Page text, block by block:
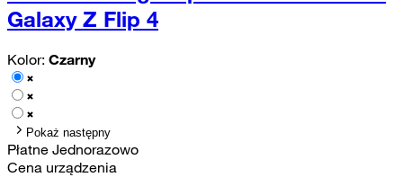
Galaxy Z Flip 4
Kolor: Czarny
Pokaż następny
Płatne Jednorazowo
Cena urządzenia